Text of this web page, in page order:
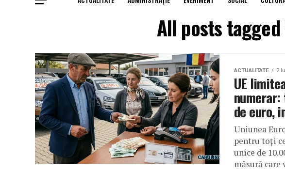
All posts
ACTUALITATE 2
UE
de euro,
Uniunea
pentru toți
unice de
măsură care